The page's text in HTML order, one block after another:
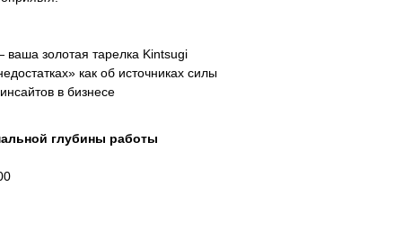
золотая тарелка Kintsugi
как об источниках силы
в бизнесе
глубины работы